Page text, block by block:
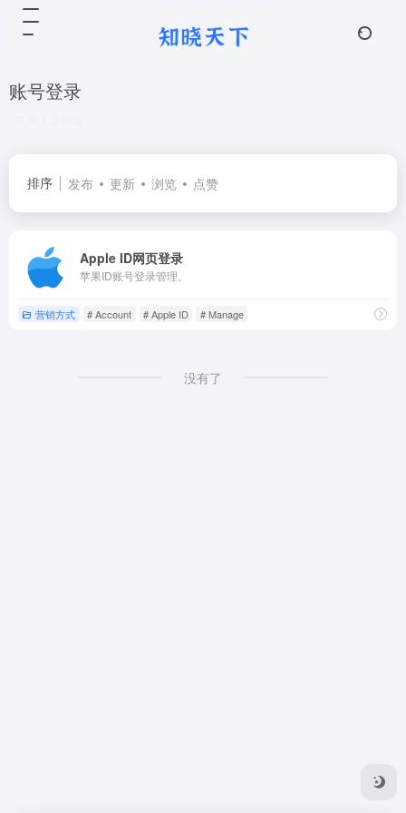
账号登录
排序 发布 更新 浏览 点赞
Apple ID网页登录
苹果ID账号登录管理。
营销方式 # Account # Apple ID # Manage
没有了